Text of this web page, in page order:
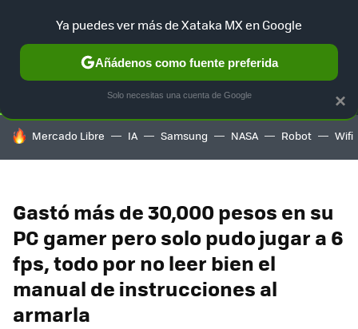
SELECCIÓN GAMING HOME AUTO TERRITORIO
HOY SE HABLA DE
Mercado Libre IA Samsung NASA Robot Wifi
Gastó más de 30,000 pesos en su
PC gamer pero solo pudo jugar a 6
fps, todo por no leer bien el
manual de instrucciones al
armarla
×
Ya puedes ver más de Xataka MX en Google
Añádenos como fuente preferida
Solo necesitas una cuenta de Google